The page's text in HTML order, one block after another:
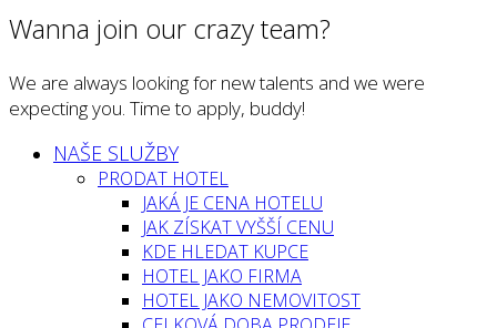
Wanna join our crazy team?
We are always looking for new talents and we were
expecting you. Time to apply, buddy!
NAŠE SLUŽBY
PRODAT HOTEL
JAKÁ JE CENA HOTELU
JAK ZÍSKAT VYŠŠÍ CENU
KDE HLEDAT KUPCE
HOTEL JAKO FIRMA
HOTEL JAKO NEMOVITOST